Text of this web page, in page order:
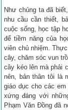
Như chúng ta đã
nhu cầu cần thiết,
cuộc sống, học tập
để tiềm năng của
viên chủ nhiệm.
cây, chăm sóc vun
cây kéo lên mà phải
nên, bản thân tôi là
giáo dục cho các
xứng đáng với
Phạm Văn Đồng đã